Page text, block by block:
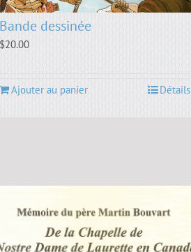
Bande dessinée
$20.00
Ajouter au panier Détails